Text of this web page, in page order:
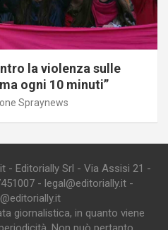
la violenza sulle
ogni 10 minuti”
Spraynews
- Editorially Srl - Via Assisi 21 -
- legal@editorially.it -
giornalistica, in quanto viene